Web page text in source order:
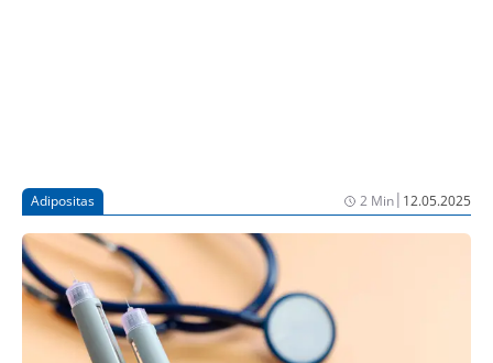
Adipositas 2 Min| 12.05.2025